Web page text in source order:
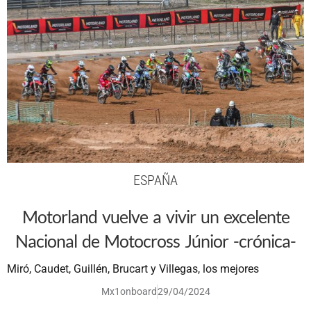
ESPAÑA
Motorland vuelve a vivir un excelente
Nacional de Motocross Júnior -crónica-
Miró, Caudet, Guillén, Brucart y Villegas, los mejores
Mx1onboard29/04/2024